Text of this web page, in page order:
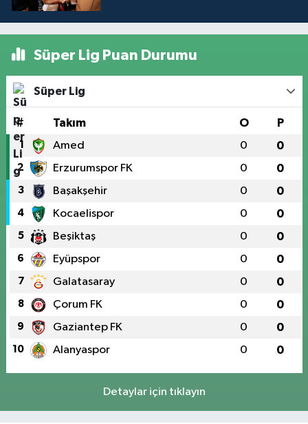
Süper Lig Puan Durumu
Süper Lig
# Takım O P
1 Amed 0 0
2 Erzurumspor FK 0 0
3 Başakşehir 0 0
4 Kocaelispor 0 0
5 Beşiktaş 0 0
6 Eyüpspor 0 0
7 Galatasaray 0 0
8 Çorum FK 0 0
9 Gaziantep FK 0 0
10 Alanyaspor 0 0
Detaylar için tıklayın